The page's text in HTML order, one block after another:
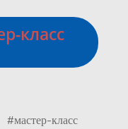
класс
#мастер-класс